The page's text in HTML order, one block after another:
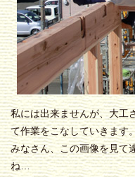
私には出来ませんが、大工
て作業をこなしていきます
みなさん、この画像を見
ね…